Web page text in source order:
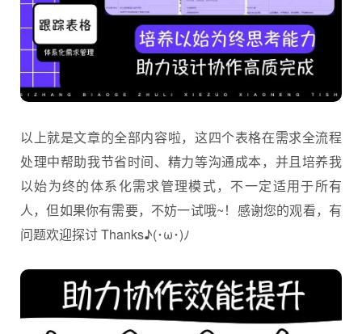
以上就是文章的全部内容啦，这四个表格在需求全流程
处理中帮助我节省时间、精力等沟通成本，并且培养我
以始为终的体系化需求管理模式，不一定适用于所有
人，但如果你有需要，不妨一试哦~！感谢您的观看，有
问题欢迎探讨 Thanks♪(･ω･)ﾉ